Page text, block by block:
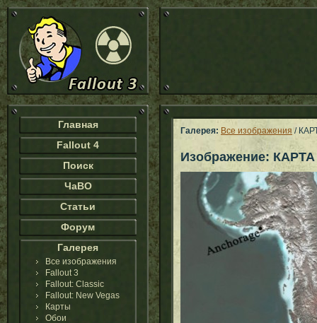
Главная
Fallout 4
Поиск
ЧаВО
Статьи
Форум
Галерея
Все изображения
Fallout 3
Fallout: Classic
Fallout: New Vegas
Карты
Обои
Галерея: Все изображения /
Изображение: